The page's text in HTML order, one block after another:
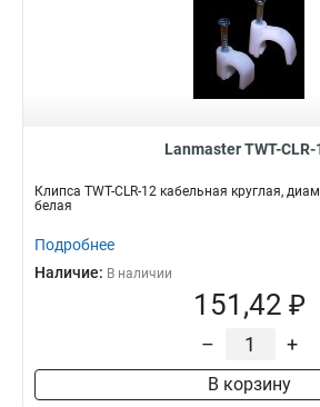
Lanmaster TWT-CLR-
Клипса TWT-CLR-12 кабельная круглая,
белая
Подробнее
Наличие: В наличии
151,42 ₽
– +
В корзину